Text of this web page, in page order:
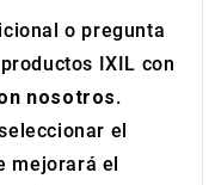
o pregunta
IXIL con
nosotros.
el
mejorará el